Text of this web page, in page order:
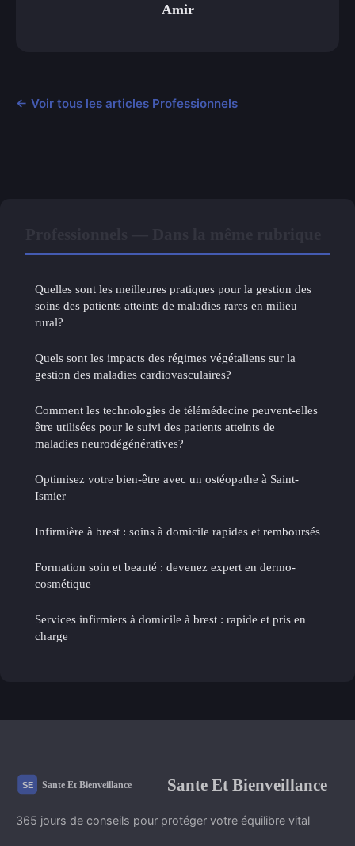
Amir
← Voir tous les articles Professionnels
Quelles sont les meilleures pratiques pour la gestion des
soins des patients atteints de maladies rares en milieu
rural?
Quels sont les impacts des régimes végétaliens sur la
gestion des maladies cardiovasculaires?
Comment les technologies de télémédecine peuvent-elles
être utilisées pour le suivi des patients atteints de
maladies neurodégénératives?
Optimisez votre bien-être avec un ostéopathe à Saint-
Ismier
Infirmière à brest : soins à domicile rapides et remboursés
Formation soin et beauté : devenez expert en dermo-
cosmétique
Services infirmiers à domicile à brest : rapide et pris en
charge
Sante Et Bienveillance
365 jours de conseils pour protéger votre équilibre vital